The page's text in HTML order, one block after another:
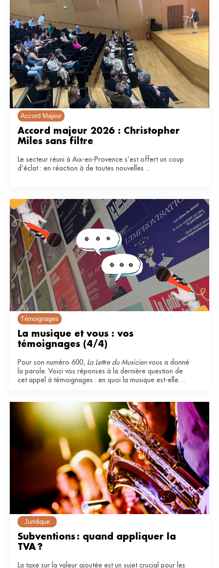
Accord Majeur
Accord majeur 2026 : Christopher
Miles sans filtre
Le secteur réuni à Aix-en-Provence s’est offert un coup
d’éclat : en réaction à de toutes nouvelles ...
Témoignages
La musique et vous : vos
témoignages (4/4)
Pour son numéro 600, La Lettre du Musicienvous a donné
la parole. Voici vos réponses à la dernière question de
cet appel à témoignages : en quoi la musique est-elle
Juridique
Subventions : quand appliquer la
TVA ?
La taxe sur la valeur ajoutée est un sujet crucial pour les